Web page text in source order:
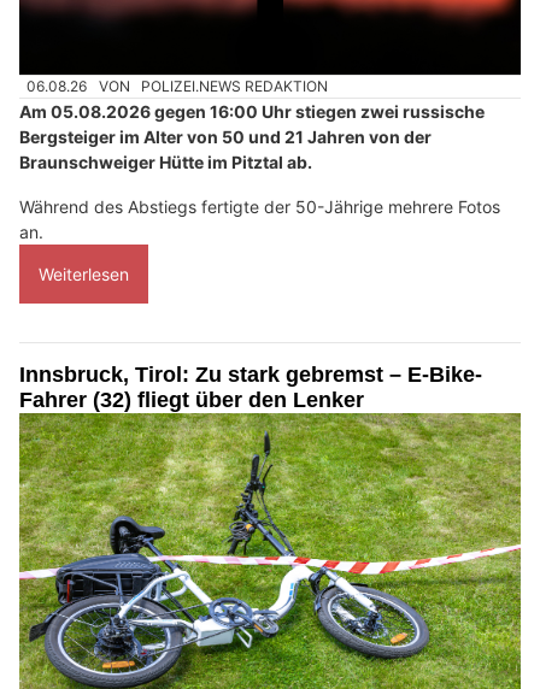
06.08.26 VON POLIZEI.NEWS REDAKTION
Am 05.08.2026 gegen 16:00 Uhr stiegen zwei russische
Bergsteiger im Alter von 50 und 21 Jahren von der
Braunschweiger Hütte im Pitztal ab.
Während des Abstiegs fertigte der 50-Jährige mehrere Fotos
an.
Weiterlesen
Innsbruck, Tirol: Zu stark gebremst – E-Bike-
Fahrer (32) fliegt über den Lenker